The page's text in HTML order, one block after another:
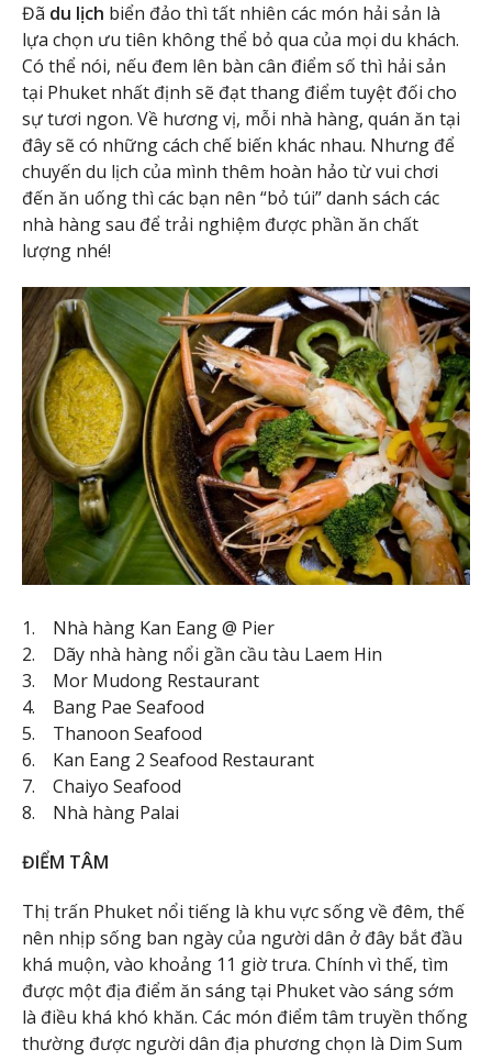
Đã du lịch biển đảo thì tất nhiên các món hải sản là
lựa chọn ưu tiên không thể bỏ qua của mọi du khách.
Có thể nói, nếu đem lên bàn cân điểm số thì hải sản
tại Phuket nhất định sẽ đạt thang điểm tuyệt đối cho
sự tươi ngon. Về hương vị, mỗi nhà hàng, quán ăn tại
đây sẽ có những cách chế biến khác nhau. Nhưng để
chuyến du lịch của mình thêm hoàn hảo từ vui chơi
đến ăn uống thì các bạn nên “bỏ túi” danh sách các
nhà hàng sau để trải nghiệm được phần ăn chất
lượng nhé!
1. Nhà hàng Kan Eang @ Pier
2. Dãy nhà hàng nổi gần cầu tàu Laem Hin
3. Mor Mudong Restaurant
4. Bang Pae Seafood
5. Thanoon Seafood
6. Kan Eang 2 Seafood Restaurant
7. Chaiyo Seafood
8. Nhà hàng Palai
ĐIỂM TÂM
Thị trấn Phuket nổi tiếng là khu vực sống về đêm, thế
nên nhịp sống ban ngày của người dân ở đây bắt đầu
khá muộn, vào khoảng 11 giờ trưa. Chính vì thế, tìm
được một địa điểm ăn sáng tại Phuket vào sáng sớm
là điều khá khó khăn. Các món điểm tâm truyền thống
thường được người dân địa phương chọn là Dim Sum